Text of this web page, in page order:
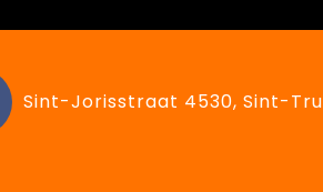
Sint-Jorisstraat 4530, Sint-